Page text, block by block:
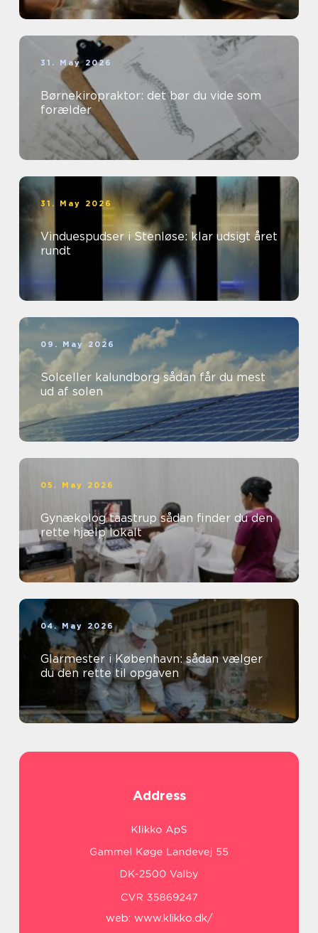
31. May 2026
Børnekiropraktor: det bør du vide som
forælder
31. May 2026
Vinduespudser i Stenløse: klar udsigt året
rundt
09. May 2026
Solceller kalundborg sådan får du mest
ud af solen
05. May 2026
Gynækolog taastrup sådan finder du den
rette hjælp lokalt
04. May 2026
Glarmester i København: sådan vælger
du den rette til opgaven
Address
web: www.klikko.dk/